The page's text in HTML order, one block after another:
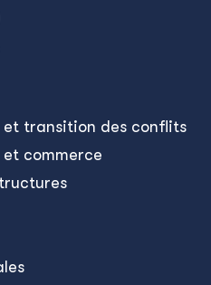
transition des conflits
commerce